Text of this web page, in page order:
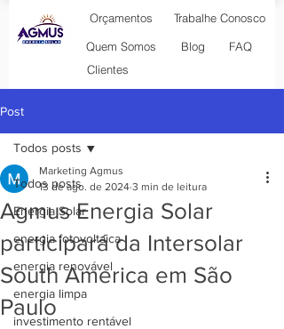
Orçamentos
Quem Somos
Blog FAQ
Trabalhe Conosco
Clientes
Post
Todos posts
Energia Solar
energia fotovoltaica
energia renovável
energia limpa
investimento rentável
Todos posts
Agmus Energia Solar
participará da Intersolar
South America em São
Paulo
Marketing Agmus
13 de ago. de 2024 3 min de leitura